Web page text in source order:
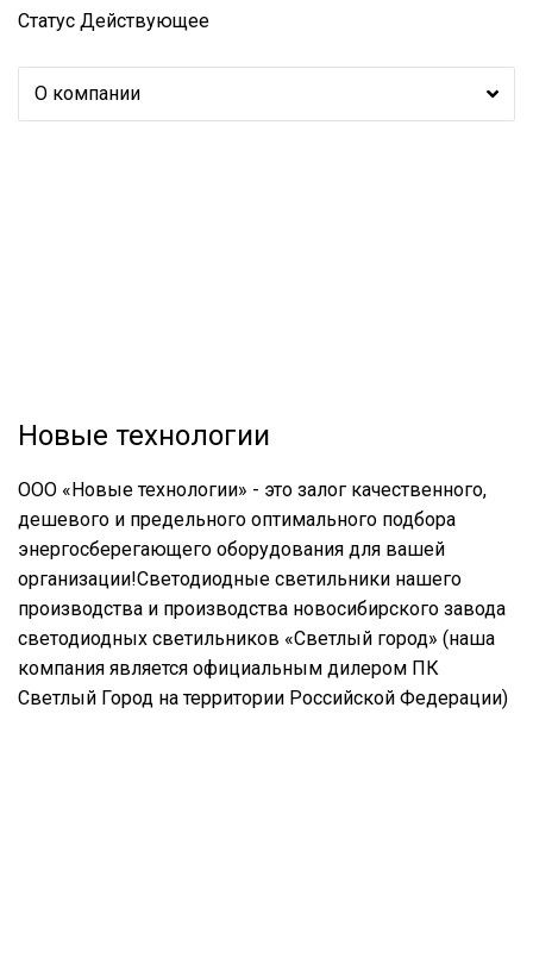
Статус Действующее
О компании
Новые технологии
ООО «Новые технологии» - это залог качественного,
дешевого и предельного оптимального подбора
энергосберегающего оборудования для вашей
организации!Светодиодные светильники нашего
производства и производства новосибирского завода
светодиодных светильников «Светлый город» (наша
компания является официальным дилером ПК
Светлый Город на территории Российской Федерации)